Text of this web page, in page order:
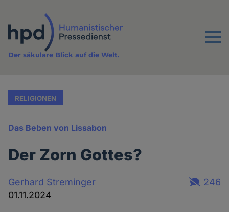
Inhalt
Menu
Der säkulare Blick auf die Welt.
RELIGIONEN
Das Beben von Lissabon
Der Zorn Gottes?
Gerhard Streminger
01.11.2024
246